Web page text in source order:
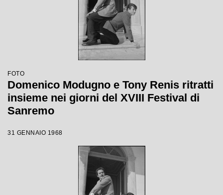
FOTO
Domenico Modugno e Tony Renis ritratti
insieme nei giorni del XVIII Festival di
Sanremo
31 GENNAIO 1968